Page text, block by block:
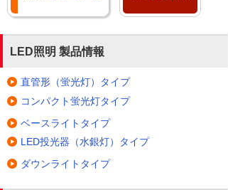
LED照明 製品情報
直管形（蛍光灯）タイプ
コンパクト蛍光灯タイプ
ベースライトタイプ
LED投光器（水銀灯）タイプ
ダウンライトタイプ